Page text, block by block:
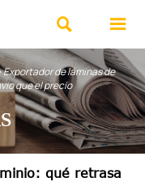
 
Exportador de láminas de
que el precio
qué retrasa